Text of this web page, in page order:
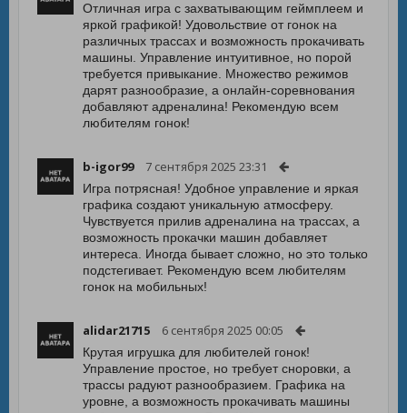
Отличная игра с захватывающим геймплеем и
яркой графикой! Удовольствие от гонок на
различных трассах и возможность прокачивать
машины. Управление интуитивное, но порой
требуется привыкание. Множество режимов
дарят разнообразие, а онлайн-соревнования
добавляют адреналина! Рекомендую всем
любителям гонок!
b-igor99 7 сентября 2025 23:31
Игра потрясная! Удобное управление и яркая
графика создают уникальную атмосферу.
Чувствуется прилив адреналина на трассах, а
возможность прокачки машин добавляет
интереса. Иногда бывает сложно, но это только
подстегивает. Рекомендую всем любителям
гонок на мобильных!
alidar21715 6 сентября 2025 00:05
Крутая игрушка для любителей гонок!
Управление простое, но требует сноровки, а
трассы радуют разнообразием. Графика на
уровне, а возможность прокачивать машины